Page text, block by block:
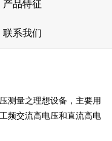
产品特征
联系我们
测量之理想设备，主要用
频交流高电压和直流高电